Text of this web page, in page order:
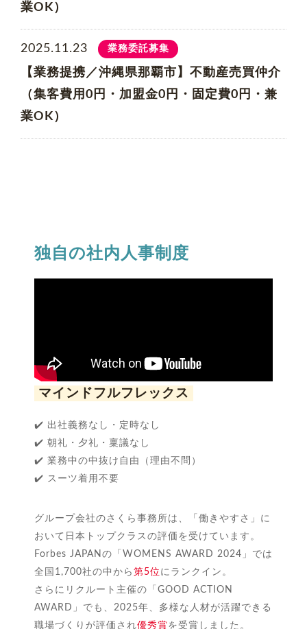
業OK）
2025.11.23 業務委託募集
【業務提携／沖縄県那覇市】不動産売買仲介
（集客費用0円・加盟金0円・固定費0円・兼
業OK）
独自の社内人事制度
マインドフルフレックス
✔️ 出社義務なし・定時なし
✔️ 朝礼・夕礼・稟議なし
✔️ 業務中の中抜け自由（理由不問）
✔️ スーツ着用不要
グループ会社のさくら事務所は、「働きやすさ」に
おいて日本トップクラスの評価を受けています。
Forbes JAPANの「WOMENS AWARD 2024」では
全国1,700社の中から 第5位 にランクイン。
さらにリクルート主催の「GOOD ACTION
AWARD」でも、2025年、多様な人材が活躍できる
職場づくりが評価され優秀賞を受賞しました。